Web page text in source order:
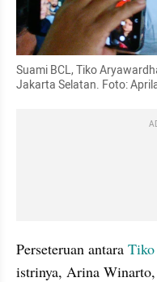
Suami BCL, Tiko
Jakarta Selatan. Foto:
Perseteruan antara Tiko
istrinya, Arina